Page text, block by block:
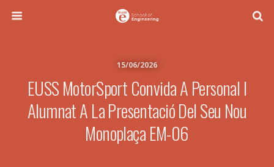
15/06/2026
EUSS MotorSport Convida A Personal I
Alumnat A La Presentació Del Seu Nou
Monoplaça EM-06